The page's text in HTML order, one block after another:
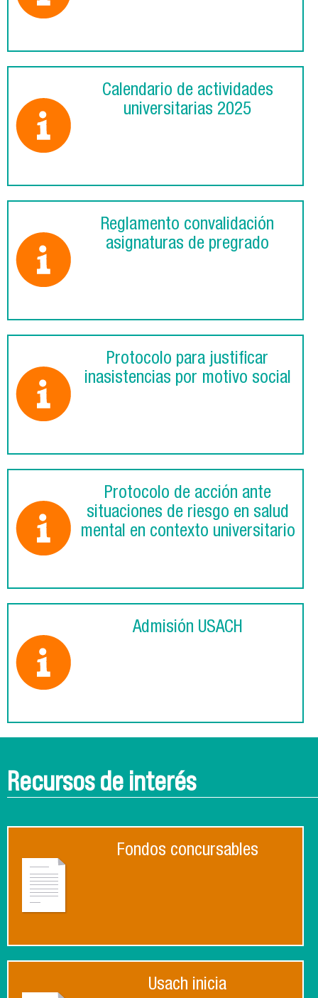
Calendario de actividades
universitarias 2025
Reglamento convalidación
asignaturas de pregrado
Protocolo para justificar
inasistencias por motivo social
Protocolo de acción ante
situaciones de riesgo en salud
mental en contexto universitario
Admisión USACH
Recursos de interés
Fondos concursables
Usach inicia